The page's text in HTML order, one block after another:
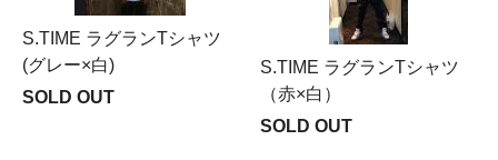
S.TIME ラグランTシャツ
(グレー×白)
SOLD OUT
S.TIME ラグランTシャツ
（赤×白）
SOLD OUT